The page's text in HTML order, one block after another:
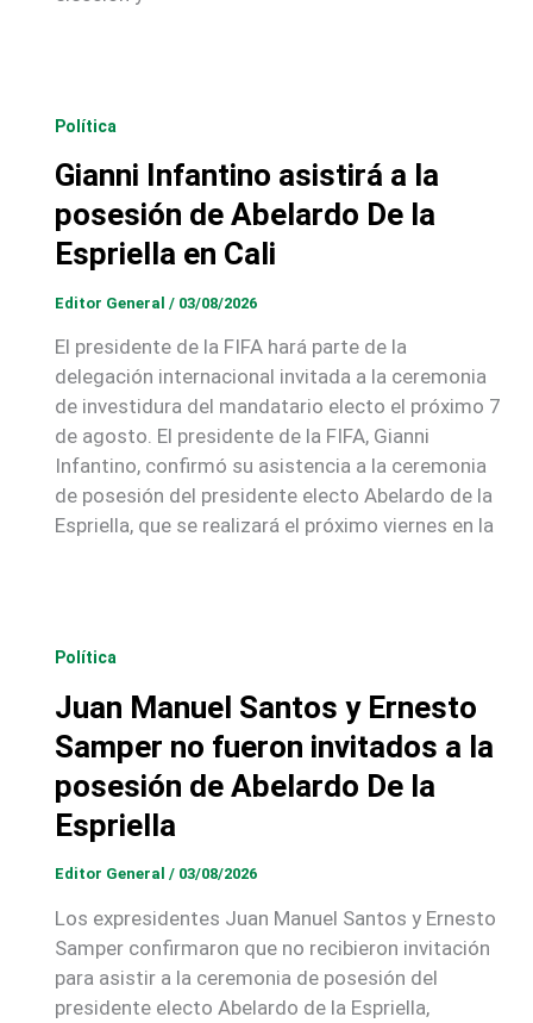
Política
Gianni Infantino asistirá a la
posesión de Abelardo De la
Espriella en Cali
Editor General / 03/08/2026
El presidente de la FIFA hará parte de la
delegación internacional invitada a la ceremonia
de investidura del mandatario electo el próximo 7
de agosto. El presidente de la FIFA, Gianni
Infantino, confirmó su asistencia a la ceremonia
de posesión del presidente electo Abelardo de la
Espriella, que se realizará el próximo viernes en la
Política
Juan Manuel Santos y Ernesto
Samper no fueron invitados a la
posesión de Abelardo De la
Espriella
Editor General / 03/08/2026
Los expresidentes Juan Manuel Santos y Ernesto
Samper confirmaron que no recibieron invitación
para asistir a la ceremonia de posesión del
presidente electo Abelardo de la Espriella,